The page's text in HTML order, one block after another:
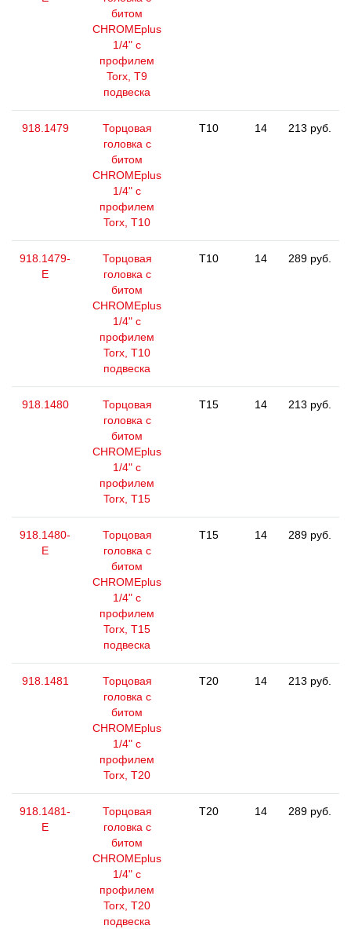
битом
CHROMEplus
1/4" с
профилем
Torx, T9
подвеска
918.1479
Торцовая
головка с
битом
CHROMEplus
1/4" с
профилем
Torx, T10
T10 14 213 руб.
918.1479-
E
Торцовая
головка с
битом
CHROMEplus
1/4" с
профилем
Torx, T10
подвеска
T10 14 289 руб.
918.1480
Торцовая
головка с
битом
CHROMEplus
1/4" с
профилем
Torx, T15
T15 14 213 руб.
918.1480-
E
Торцовая
головка с
битом
CHROMEplus
1/4" с
профилем
Torx, T15
подвеска
T15 14 289 руб.
918.1481
Торцовая
головка с
битом
CHROMEplus
1/4" с
профилем
Torx, T20
T20 14 213 руб.
918.1481-
E
Торцовая
головка с
битом
CHROMEplus
1/4" с
профилем
Torx, T20
подвеска
T20 14 289 руб.